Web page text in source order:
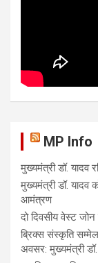
MP Info
मुख्यमंत्री डॉ. यादव
मुख्यमंत्री डॉ. यादव
आमंत्रण
दो दिवसीय वेस्ट
ब्रिक्स संस्कृति
अवसर: मुख्यमंत्री डॉ.